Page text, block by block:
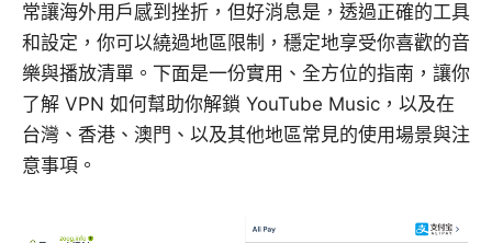
常讓海外用戶感到挫折，但好消息是，透過正確的工具
和設定，你可以繞過地區限制，穩定地享受你喜歡的音
樂與播放清單。下面是一份實用、全方位的指南，讓你
了解 VPN 如何幫助你解鎖 YouTube Music，以及在
台灣、香港、澳門、以及其他地區常見的使用場景與注
意事項。